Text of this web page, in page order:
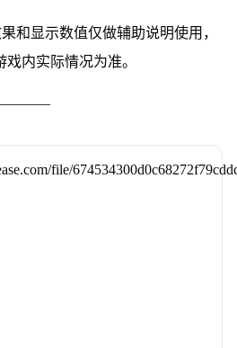
和显示数值仅做辅助说明使用，
内实际情况为准。